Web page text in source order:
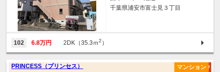
千葉県浦安市富士見３丁目
102 6.8万円 2DK（35.3ｍ2 ）
PRINCESS（プリンセス） マンション